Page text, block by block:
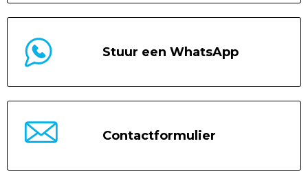
Stuur een WhatsApp
Contactformulier